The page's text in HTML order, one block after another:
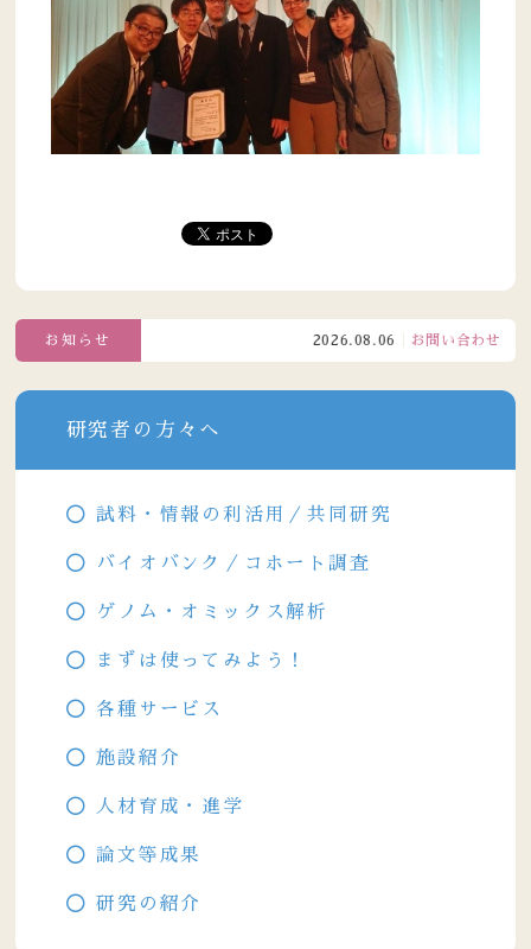
お知らせ 2026.08.06 お問い合わせ窓
研究者の方々へ
試料・情報の利活用／共同研究
バイオバンク／コホート調査
ゲノム・オミックス解析
まずは使ってみよう！
各種サービス
施設紹介
人材育成・進学
論文等成果
研究の紹介